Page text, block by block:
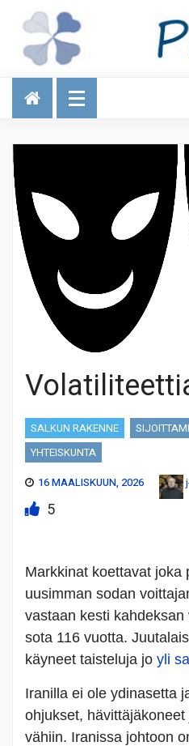
Talous
SALKUN RAKENNE
YHTEISKUNTA
16 MAALISKUUN, 2026
5
Markkinat koettavat joka
uusimman sodan
vastaan kesti
sota 116 vuotta.
käyneet taisteluja jo yli
Iranilla ei ole ydinasetta
ohjukset,
vähiin. Iranissa johtoon